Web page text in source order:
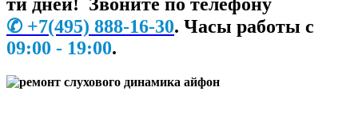
✆ +7(495) 888-16-30. Часы работы с
09:00 - 19:00.